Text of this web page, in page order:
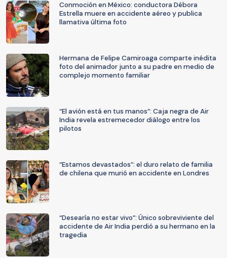
Conmoción en México: conductora Débora
Estrella muere en accidente aéreo y publica
llamativa última foto
Hermana de Felipe Camiroaga comparte inédita
foto del animador junto a su padre en medio de
complejo momento familiar
“El avión está en tus manos”: Caja negra de Air
India revela estremecedor diálogo entre los
pilotos
“Estamos devastados”: el duro relato de familia
de chilena que murió en accidente en Londres
“Desearía no estar vivo”: Único sobreviviente del
accidente de Air India perdió a su hermano en la
tragedia